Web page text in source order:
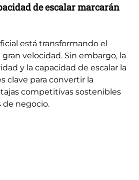
de escalar marcarán
está transformando el
velocidad. Sin embargo, la
y la capacidad de escalar la
clave para convertir la
competitivas sostenibles
de negocio.